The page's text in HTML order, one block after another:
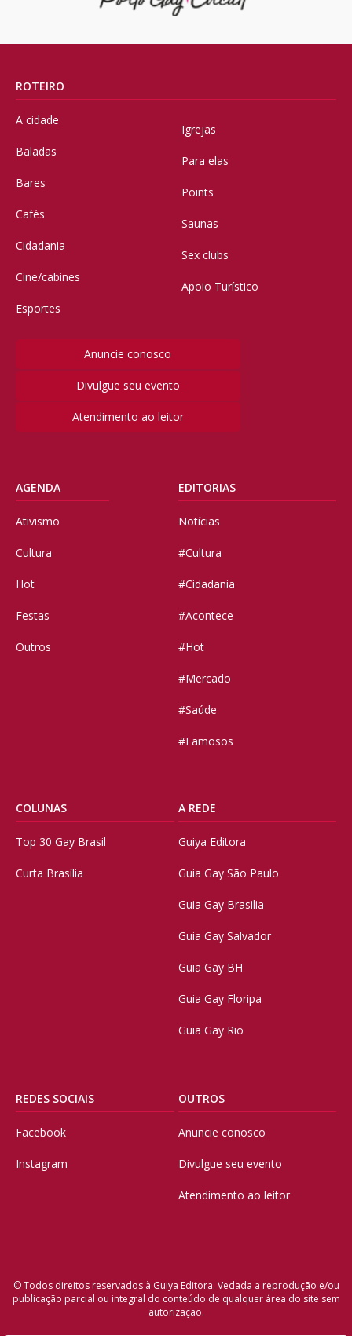
ROTEIRO
A cidade
Baladas
Bares
Cafés
Cidadania
Cine/cabines
Esportes
Igrejas
Para elas
Points
Saunas
Sex clubs
Apoio Turístico
Anuncie conosco
Divulgue seu evento
Atendimento ao leitor
AGENDA
Ativismo
Cultura
Hot
Festas
Outros
EDITORIAS
Notícias
#Cultura
#Cidadania
#Acontece
#Hot
#Mercado
#Saúde
#Famosos
COLUNAS
Top 30 Gay Brasil
Curta Brasília
A REDE
Guiya Editora
Guia Gay São Paulo
Guia Gay Brasilia
Guia Gay Salvador
Guia Gay BH
Guia Gay Floripa
Guia Gay Rio
REDES SOCIAIS
Facebook
Instagram
OUTROS
Anuncie conosco
Divulgue seu evento
Atendimento ao leitor
© Todos direitos reservados à Guiya Editora. Vedada a reprodução e/ou
publicação parcial ou integral do conteúdo de qualquer área do site sem
autorização.